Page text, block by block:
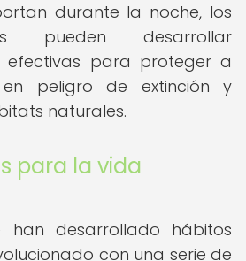
durante la noche, los
pueden desarrollar
efectivas para proteger a
en peligro de extinción y
naturales.
para la vida
han desarrollado hábitos
con una serie de